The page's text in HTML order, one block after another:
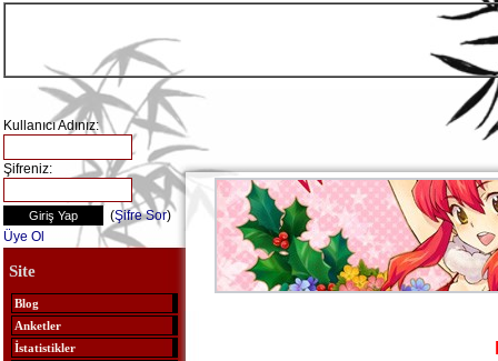
Kullanıcı Adınız:
Şifreniz:
(Şifre Sor)
Üye Ol
Site
Blog
Anketler
İstatistikler